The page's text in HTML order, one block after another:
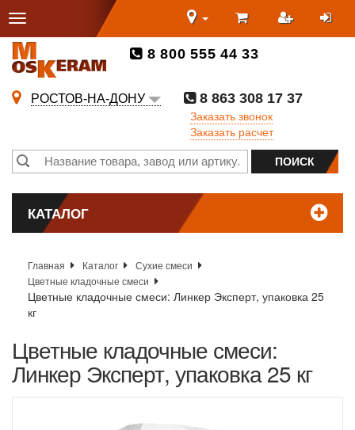
8 800 555 44 33
РОСТОВ-НА-ДОНУ
8 863 308 17 37
Заказать звонок
Заказать расчет
КАТАЛОГ
Главная Каталог
Сухие смеси
Цветные кладочные смеси
Цветные кладочные смеси: Линкер Эксперт, упаковка 25
кг
Цветные кладочные смеси:
Линкер Эксперт, упаковка 25 кг